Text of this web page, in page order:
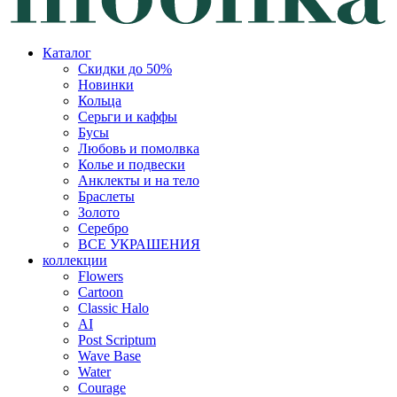
Каталог
Скидки до 50%
Новинки
Кольца
Серьги и каффы
Бусы
Любовь и помолвка
Колье и подвески
Анклекты и на тело
Браслеты
Золото
Серебро
ВСЕ УКРАШЕНИЯ
коллекции
Flowers
Cartoon
Classic Halo
AI
Post Scriptum
Wave Base
Water
Courage